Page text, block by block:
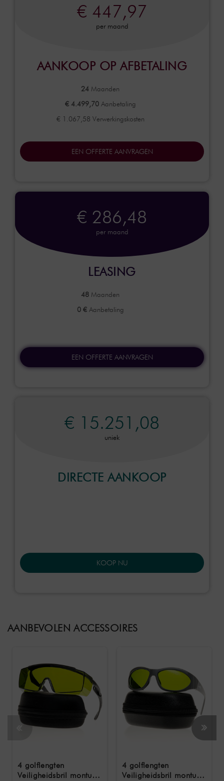
€ 447,97
per maand
AANKOOP OP AFBETALING
24 Maanden
€ 4.499,70Aanbetaling
€ 1.067,58 Verwerkingskosten
EEN OFFERTE AANVRAGEN
€ 286,48
per maand
LEASING
48 Maanden
0 €Aanbetaling
EEN OFFERTE AANVRAGEN
€ 15.251,08
uniek
DIRECTE AANKOOP
KOOP NU
AANBEVOLEN ACCESSOIRES
4 golflengten
Veiligheidsbril montuur
4 golflengten
Veiligheidsbril montuur